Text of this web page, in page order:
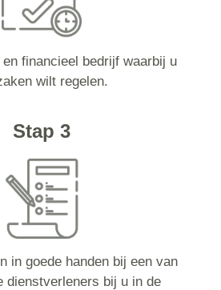
financieel bedrijf waarbij u
wilt regelen.
Stap 3
in goede handen bij een van
dienstverleners bij u in de